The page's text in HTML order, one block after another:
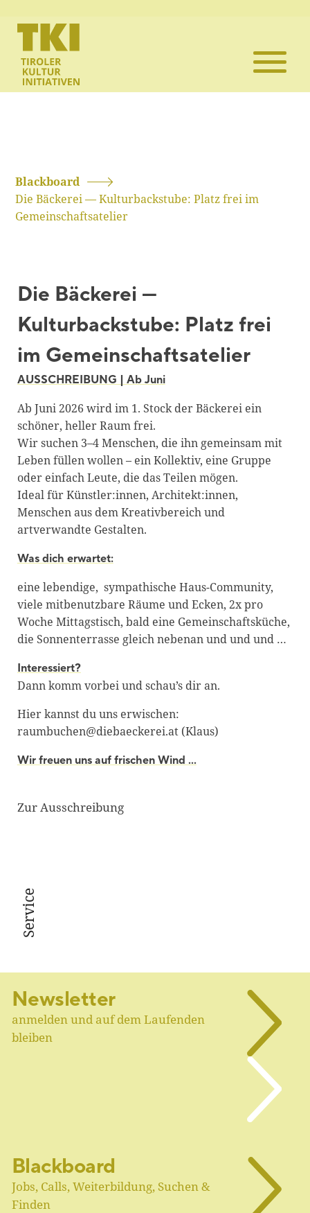
Blackboard
Die Bäckerei — Kulturbackstube: Platz frei im
Gemeinschaftsatelier
Die Bäckerei —
Kulturbackstube: Platz frei
im Gemeinschaftsatelier
AUSSCHREIBUNG | Ab Juni
Ab Juni 2026 wird im 1. Stock der Bäckerei ein
schöner, heller Raum frei.
Wir suchen 3–4 Menschen, die ihn gemeinsam mit
Leben füllen wollen – ein Kollektiv, eine Gruppe
oder einfach Leute, die das Teilen mögen.
Ideal für Künstler:innen, Architekt:innen,
Menschen aus dem Kreativbereich und
artverwandte Gestalten.
Was dich erwartet:
eine lebendige, sympathische Haus-Community,
viele mitbenutzbare Räume und Ecken, 2x pro
Woche Mittagstisch, bald eine Gemeinschaftsküche,
die Sonnenterrasse gleich nebenan und und und …
Interessiert?
Dann komm vorbei und schau’s dir an.
Hier kannst du uns erwischen:
raumbuchen@diebaeckerei.at (Klaus)
Wir freuen uns auf frischen Wind ...
Zur Ausschreibung
Service
Newsletter
anmelden und auf dem Laufenden
bleiben
Blackboard
Jobs, Calls, Weiterbildung, Suchen &
Finden
Die TKI
Mitglieder
Blackboard
Bibliothek
Newsletter
Downloads
Suche